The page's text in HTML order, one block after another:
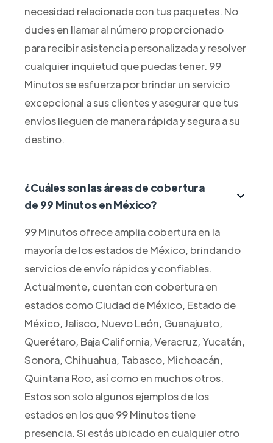
necesidad relacionada con tus paquetes. No
dudes en llamar al número proporcionado
para recibir asistencia personalizada y resolver
cualquier inquietud que puedas tener. 99
Minutos se esfuerza por brindar un servicio
excepcional a sus clientes y asegurar que tus
envíos lleguen de manera rápida y segura a su
destino.
¿Cuáles son las áreas de cobertura
de 99 Minutos en México?
99 Minutos ofrece amplia cobertura en la
mayoría de los estados de México, brindando
servicios de envío rápidos y confiables.
Actualmente, cuentan con cobertura en
estados como Ciudad de México, Estado de
México, Jalisco, Nuevo León, Guanajuato,
Querétaro, Baja California, Veracruz, Yucatán,
Sonora, Chihuahua, Tabasco, Michoacán,
Quintana Roo, así como en muchos otros.
Estos son solo algunos ejemplos de los
estados en los que 99 Minutos tiene
presencia. Si estás ubicado en cualquier otro